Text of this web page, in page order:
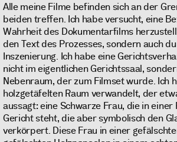
Alle meine Filme befinden sich an der
beiden treffen. Ich habe versucht, eine
Wahrheit des Dokumentarfilms
den Text des Prozesses, sondern auch
Inszenierung. Ich habe eine
nicht im eigentlichen Gerichtssaal,
Nebenraum, der zum Filmset wurde. Ich
holzgetäfelten Raum verwandelt, der
aussagt: eine Schwarze Frau, die in
Gericht steht, die aber symbolisch den
verkörpert. Diese Frau in einer